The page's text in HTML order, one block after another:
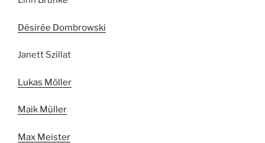
Désirée Dombrowski
Janett Szillat
Lukas Möller
Maik Müller
Max Meister